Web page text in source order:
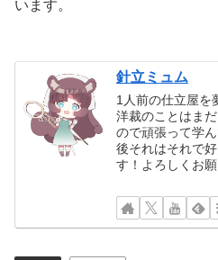
います。
針立ミュム
1人前の仕立屋を
洋裁のことはま
ので頑張って学
後それはそれで
す！よろしくお願